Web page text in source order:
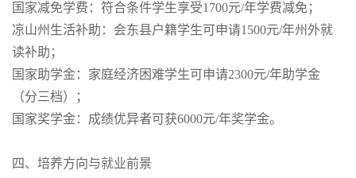
国家减免学费：符合条件学生享受1700元/年学费减免；
凉山州生活补助：会东县户籍学生可申请1500元/年州外就
读补助；
国家助学金：家庭经济困难学生可申请2300元/年助学金
（分三档）；
国家奖学金：成绩优异者可获6000元/年奖学金。
四、培养方向与就业前景